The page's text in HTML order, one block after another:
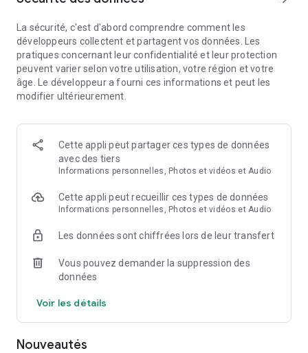
La sécurité, c'est d'abord comprendre comment les
développeurs collectent et partagent vos données. Les
pratiques concernant leur confidentialité et leur protection
peuvent varier selon votre utilisation, votre région et votre
âge. Le développeur a fourni ces informations et peut les
modifier ultérieurement.
Cette appli peut partager ces types de données
avec des tiers
Informations personnelles, Photos et vidéos et Audio
Cette appli peut recueillir ces types de données
Informations personnelles, Photos et vidéos et Audio
Les données sont chiffrées lors de leur transfert
Vous pouvez demander la suppression des
données
Voir les détails
Nouveautés